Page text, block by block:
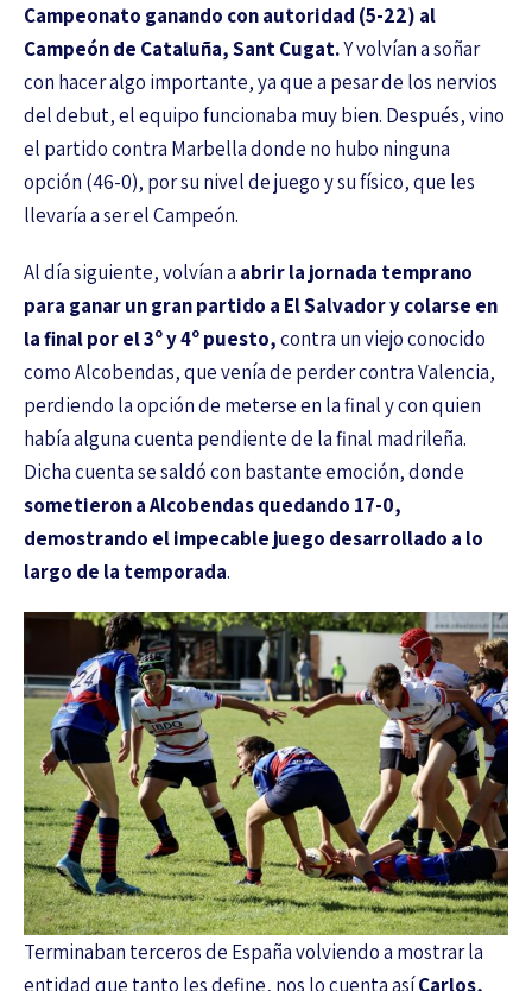
Campeonato ganando con autoridad (5-22) al
Campeón de Cataluña, Sant Cugat.Y volvían a soñar
con hacer algo importante, ya que a pesar de los nervios
del debut, el equipo funcionaba muy bien. Después, vino
el partido contra Marbella donde no hubo ninguna
opción (46-0), por su nivel de juego y su físico, que les
llevaría a ser el Campeón.
Al día siguiente, volvían a abrir la jornada temprano
para ganar un gran partido a El Salvador y colarse en
la final por el 3º y 4º puesto,contra un viejo conocido
como Alcobendas, que venía de perder contra Valencia,
perdiendo la opción de meterse en la final y con quien
había alguna cuenta pendiente de la final madrileña.
Dicha cuenta se saldó con bastante emoción, donde
sometieron a Alcobendas quedando 17-0,
demostrando el impecable juego desarrollado a lo
largo de la temporada.
Terminaban terceros de España volviendo a mostrar la
entidad que tanto les define, nos lo cuenta asíCarlos,